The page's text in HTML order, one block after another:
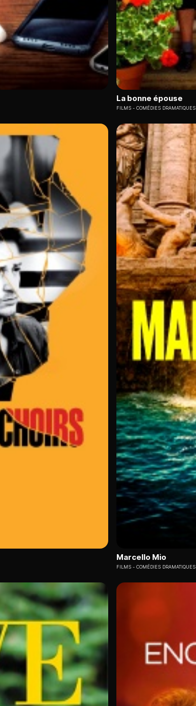
La bonne épouse
FILMS COMÉDIES DRAMATIQUES
Marcello Mio
FILMS COMÉDIES DRAMATIQUES